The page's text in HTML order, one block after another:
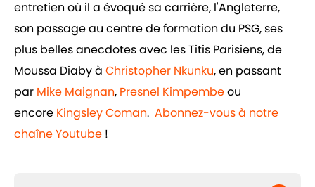
entretien où il a évoqué sa carrière, l'Angleterre,
son passage au centre de formation du PSG, ses
plus belles anecdotes avec les Titis Parisiens, de
Moussa Diaby à Christopher Nkunku, en passant
par Mike Maignan, Presnel Kimpembeou
encore Kingsley Coman. Abonnez-vous à notre
chaîne Youtube !